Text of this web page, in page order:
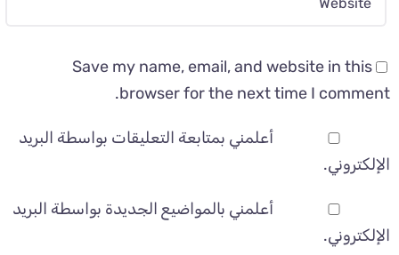
Save my name, email, and website in this
browser for the next time I comment.
أعلمني بمتابعة التعليقات بواسطة البريد
الإلكتروني.
أعلمني بالمواضيع الجديدة بواسطة البريد
الإلكتروني.